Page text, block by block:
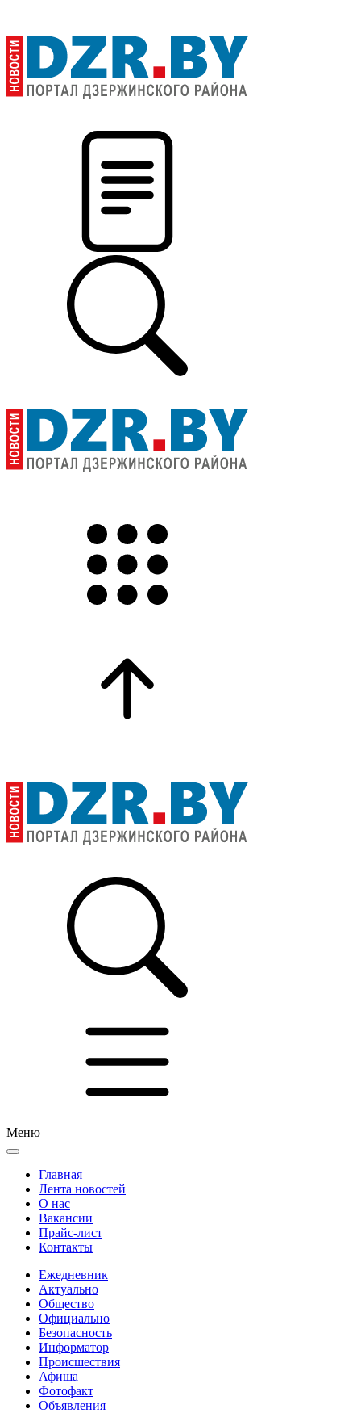
Меню
Главная
Лента новостей
О нас
Вакансии
Прайс-лист
Контакты
Ежедневник
Актуально
Общество
Официально
Безопасность
Информатор
Происшествия
Афиша
Фотофакт
Объявления